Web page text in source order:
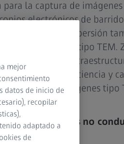
la captura de
electrónicos de
por retrodispersión
alta resolución tipo TEM.
de imágenes
grado de eficiencia y
captura de imágenes tipo
biológicas no
carga.
mejor
datos de inicio de
recopilar
adaptado a
de